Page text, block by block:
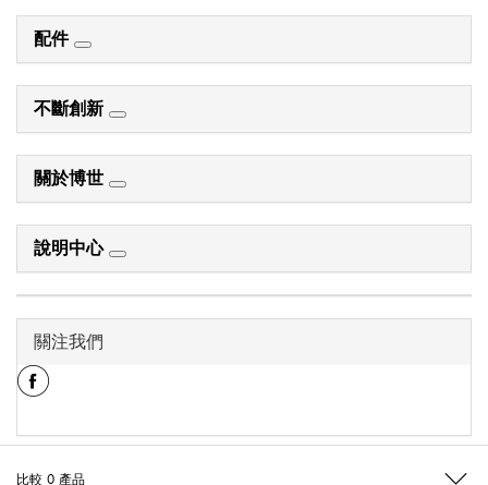
比較 0 產品
配件
不斷創新
關於博世
說明中心
關注我們